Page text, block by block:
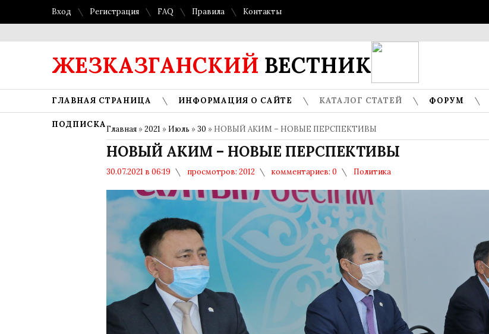
Вход Регистрация FAQ Правила Контакты
ЖЕЗКАЗГАНСКИЙ ВЕСТНИК
ГЛАВНАЯ СТРАНИЦА ИНФОРМАЦИЯ О САЙТЕ КАТАЛОГ СТАТЕЙ ФОРУМ
ПОДПИСКАГлавная »2021 » Июль »30 » НОВЫЙ АКИМ – НОВЫЕ ПЕРСПЕКТИВЫ
НОВЫЙ АКИМ – НОВЫЕ ПЕРСПЕКТИВЫ
30.07.2021 в 06:19 просмотров: 2012 комментариев: 0 Политика